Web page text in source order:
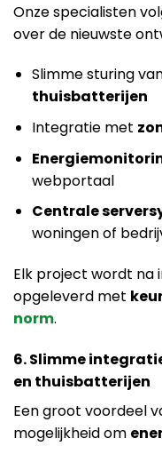
Onze specialisten
over de nieuwste
Slimme sturing
thuisbatterijen
Integratie met
webportaal
Centrale
woningen of
Elk project wordt na
opgeleverd met
norm.
6. Slimme
en thuisbatterijen
Een groot voordeel
mogelijkheid om